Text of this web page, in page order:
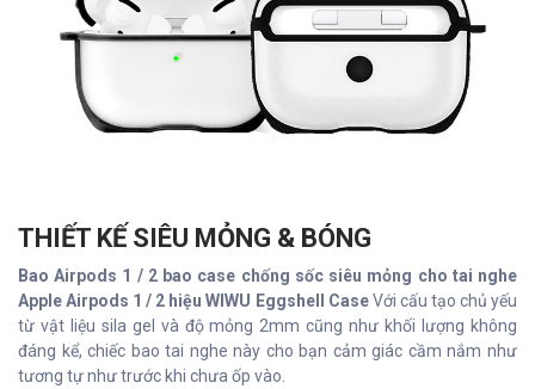
THIẾT KẾ SIÊU MỎNG & BÓNG
Bao Airpods 1 / 2 bao case chống sốc siêu mỏng cho tai nghe
Apple Airpods 1 / 2 hiệu WIWU Eggshell CaseVới cấu tạo chủ yếu
từ vật liệu sila gel và độ mỏng 2mm cũng như khối lượng không
đáng kể, chiếc bao tai nghe này cho bạn cảm giác cầm nắm như
tương tự như trước khi chưa ốp vào.